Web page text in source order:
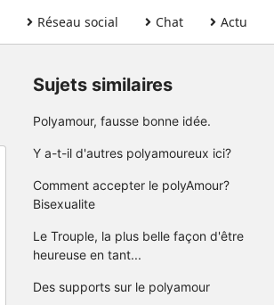
Réseau social Chat Actu
Sujets similaires
Polyamour, fausse bonne idée.
Y a-t-il d'autres polyamoureux ici?
Comment accepter le polyAmour?
Bisexualite
Le Trouple, la plus belle façon d'être
heureuse en tant...
Des supports sur le polyamour